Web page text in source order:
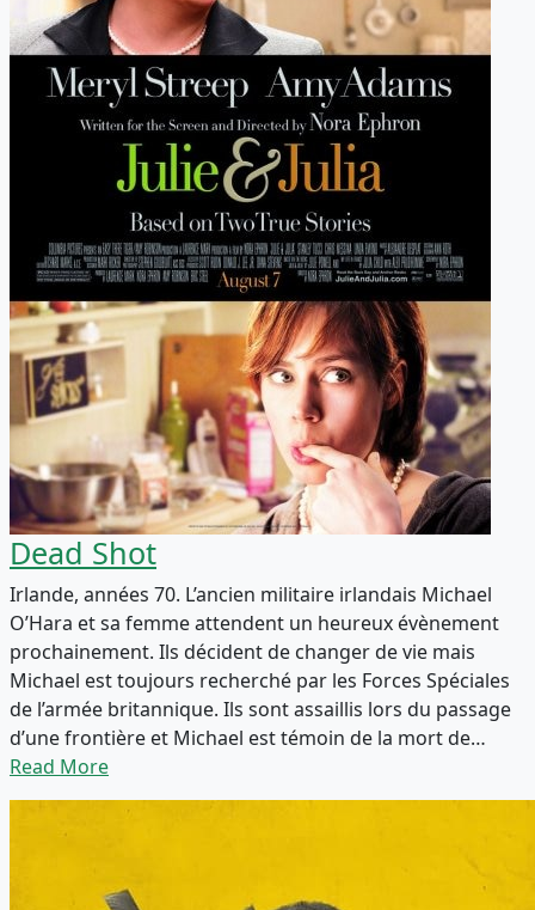
Dead Shot
Irlande, années 70. L’ancien militaire irlandais Michael
O’Hara et sa femme attendent un heureux évènement
prochainement. Ils décident de changer de vie mais
Michael est toujours recherché par les Forces Spéciales
de l’armée britannique. Ils sont assaillis lors du passage
d’une frontière et Michael est témoin de la mort de…
Read More